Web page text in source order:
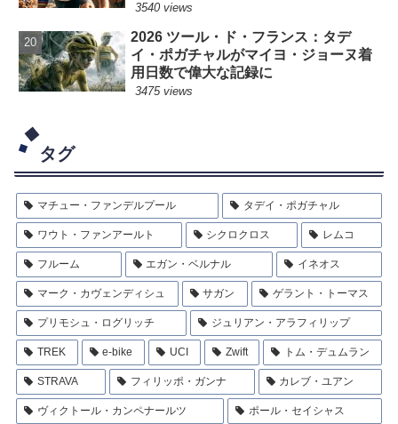
3540 views
2026 ツール・ド・フランス：タデ
イ・ポガチャルがマイヨ・ジョーヌ着
用日数で偉大な記録に
3475 views
タグ
マチュー・ファンデルプール タデイ・ポガチャル
ワウト・ファンアールト シクロクロス レムコ
フルーム エガン・ベルナル イネオス
マーク・カヴェンディシュ サガン ゲラント・トーマス
プリモシュ・ログリッチ ジュリアン・アラフィリップ
TREK e-bike UCI Zwift トム・デュムラン
STRAVA フィリッポ・ガンナ カレブ・ユアン
ヴィクトール・カンペナールツ ポール・セイシャス